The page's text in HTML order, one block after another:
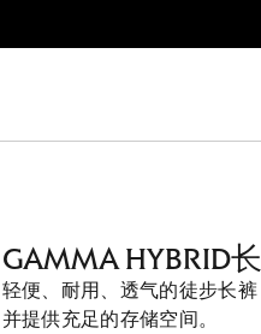
GAMMA HYBRID
轻便、耐用、透气的徒步长
并提供充足的存储空间。